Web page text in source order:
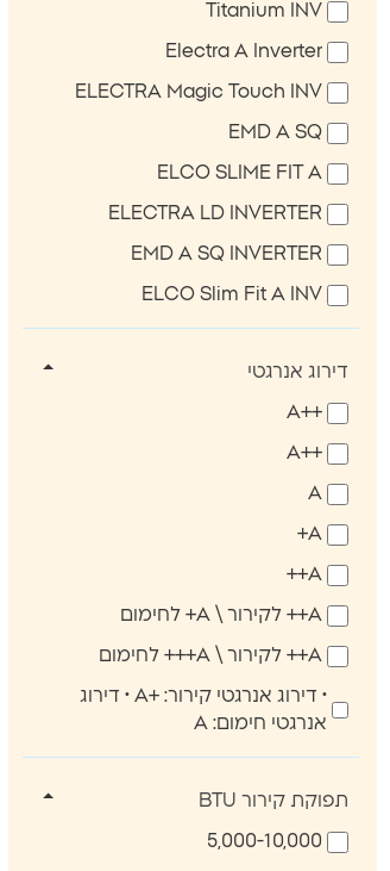
Titanium INV
Electra A Inverter
ELECTRA Magic Touch INV
EMD A SQ
ELCO SLIME FIT A
ELECTRA LD INVERTER
EMD A SQ INVERTER
ELCO Slim Fit A INV
דירוג אנרגטי
++A
++A
A
A+
A++
A++ לקירור \ A+ לחימום
A++ לקירור \ A+++ לחימום
• דירוג אנרגטי קירור: +A • דירוג
אנרגטי חימום: A
תפוקת קירור BTU
5,000-10,000